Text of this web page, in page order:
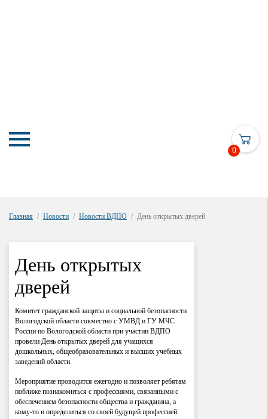
0
Главная Новости Новости ВДПО День открытых дверей
День открытых
дверей
Комитет гражданской защиты и социальной безопасности
Вологодской области совместно с УМВД и ГУ МЧС
России по Вологодской области при участии ВДПО
провели День открытых дверей для учащихся
дошкольных, общеобразовательных и высших учебных
заведений области.
Мероприятие проводится ежегодно и позволяет ребятам
поближе познакомиться с профессиями, связанными с
обеспечением безопасности общества и гражданина, а
кому-то и определиться со своей будущей профессией.